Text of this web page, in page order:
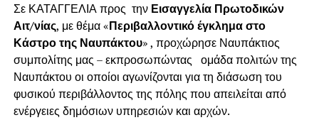
Σε ΚΑΤΑΓΓΕΛΙΑ προς την Εισαγγελία Πρωτοδικών
Αιτ/νίας, με θέμα «Περιβαλλοντικό έγκλημα στο
Κάστρο της Ναυπάκτου» , προχώρησε Ναυπάκτιος
συμπολίτης μας – εκπροσωπώντας ομάδα πολιτών της
Ναυπάκτου οι οποίοι αγωνίζονται για τη διάσωση του
φυσικού περιβάλλοντος της πόλης που απειλείται από
ενέργειες δημόσιων υπηρεσιών και αρχών.